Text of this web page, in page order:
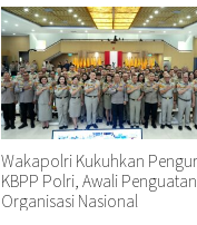
Wakapolri Kukuhkan
KBPP Polri, Awali Penguatan
Organisasi Nasional